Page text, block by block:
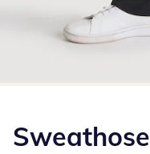
Sweathose